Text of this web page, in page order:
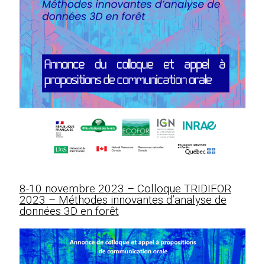
8-10 novembre 2023 – Colloque TRIDIFOR
2023 – Méthodes innovantes d’analyse de
données 3D en forêt